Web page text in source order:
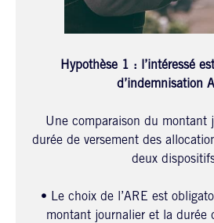
Hypothèse 1 :
l’intéressé
d’indemnisation
Une comparaison du montant
durée de versement des
deux
• Le choix de l’ARE est
montant journalier et la durée